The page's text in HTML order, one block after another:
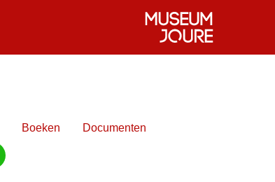
Boeken Documenten